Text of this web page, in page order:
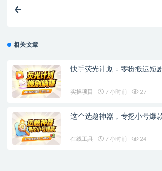
相关文章
快手荧光计划：零粉搬运短
实操项目 7 小时前 27
这个选题神器，专挖小号爆
在线工具 7 小时前 24